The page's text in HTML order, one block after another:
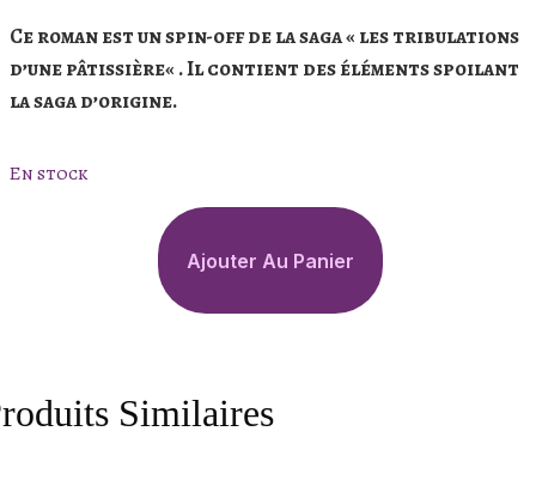
Ce roman est un spin-off de la saga« les tribulations
d’une pâtissière« .Il contient des éléments spoilant
la saga d’origine.
En stock
quantité
de
Sortilèges
Donald:
Ajouter Au Panier
Similaires